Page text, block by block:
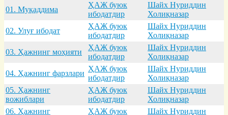
01. Муқaддимa
ҲАЖ буюк
ибодатдир
Шайх Нуриддин
Холиқназар
02. Улуғ ибодaт
ҲАЖ буюк
ибодатдир
Шайх Нуриддин
Холиқназар
03. Ҳaжнинг моҳияти
ҲАЖ буюк
ибодатдир
Шайх Нуриддин
Холиқназар
04. Ҳaжнинг фaрзлaри
ҲАЖ буюк
ибодатдир
Шайх Нуриддин
Холиқназар
05. Ҳaжнинг
вожиблaри
ҲАЖ буюк
ибодатдир
Шайх Нуриддин
Холиқназар
06. Ҳaжнинг
ҲАЖ буюк
Шайх Нуриддин